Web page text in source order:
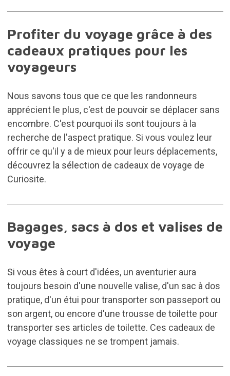
Profiter du voyage grâce à des
cadeaux pratiques pour les
voyageurs
Nous savons tous que ce que les randonneurs
apprécient le plus, c'est de pouvoir se déplacer sans
encombre. C'est pourquoi ils sont toujours à la
recherche de l'aspect pratique. Si vous voulez leur
offrir ce qu'il y a de mieux pour leurs déplacements,
découvrez la sélection de cadeaux de voyage de
Curiosite.
Bagages, sacs à dos et valises de
voyage
Si vous êtes à court d'idées, un aventurier aura
toujours besoin d'une nouvelle valise, d'un sac à dos
pratique, d'un étui pour transporter son passeport ou
son argent, ou encore d'une trousse de toilette pour
transporter ses articles de toilette. Ces cadeaux de
voyage classiques ne se trompent jamais.